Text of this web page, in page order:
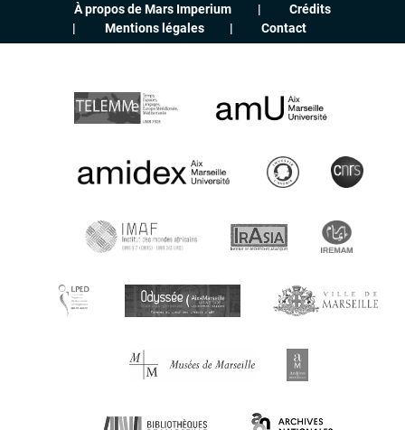
À propos de Mars Imperium
Crédits
Mentions légales
Contact